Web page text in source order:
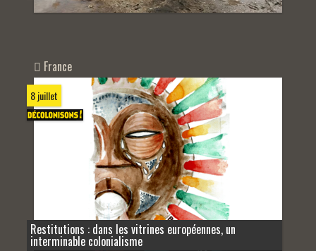
France
8 juillet
Restitutions : dans les vitrines européennes, un
interminable colonialisme